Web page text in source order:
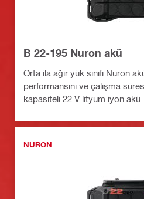
B 22-195 Nuron akü
Orta ila ağır yük sınıfı Nuron
performansını ve çalışma
kapasiteli 22 V lityum iyon akü
NURON